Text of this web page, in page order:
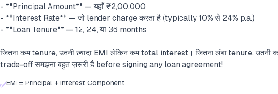
- **Principal Amount** — यहाँ ₹2,00,000
- **Interest Rate** — जो lender charge करता है (typically 10% से 24% p.a.)
- **Loan Tenure** — 12, 24, या 36 months
जितना कम tenure, उतनी ज़्यादा EMI लेकिन कम total interest। जितना लंबा tenure,
trade-off समझना बहुत ज़रूरी है before signing any loan agreement!
✅EMI = Principal + Interest Component